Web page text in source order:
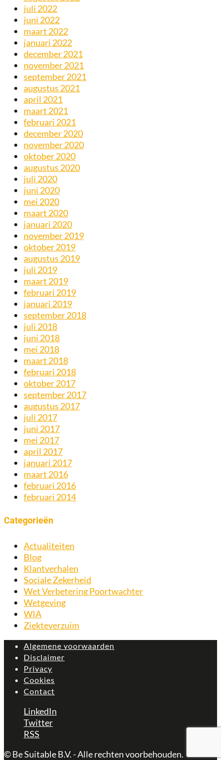
juli 2022
juni 2022
maart 2022
januari 2022
december 2021
november 2021
september 2021
augustus 2021
april 2021
maart 2021
februari 2021
december 2020
november 2020
oktober 2020
augustus 2020
juli 2020
juni 2020
mei 2020
maart 2020
januari 2020
november 2019
oktober 2019
augustus 2019
juli 2019
maart 2019
februari 2019
januari 2019
september 2018
juli 2018
juni 2018
mei 2018
maart 2018
februari 2018
oktober 2017
september 2017
augustus 2017
juli 2017
juni 2017
mei 2017
april 2017
januari 2017
maart 2016
februari 2016
februari 2014
Categorieën
Actualiteiten
Blog
Klantverhalen
Sociale Zekerheid
Wet Verbetering Poortwachter
Wetgeving
WIA
Ziekteverzuim
Algemene voorwaarden
Disclaimer
Privacy
Cookies
Contact
LinkedIn
Twitter
RSS
© Be Suitable B.V. - Alle rechten voorbehouden.